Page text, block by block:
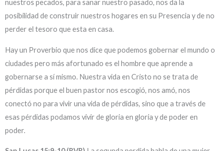
nuestros pecados, para sanar nuestro pasado, nos da la
posibilidad de construir nuestros hogares en su Presencia y de no
perder el tesoro que esta en casa.
Hay un Proverbio que nos dice que podemos gobernar el mundo o
ciudades pero más afortunado es el hombre que aprende a
gobernarse a sí mismo. Nuestra vida en Cristo no se trata de
pérdidas porque el buen pastor nos escogió, nos amó, nos
conectó no para vivir una vida de pérdidas, sino que a través de
esas pérdidas podamos vivir de gloria en gloria y de poder en
poder.